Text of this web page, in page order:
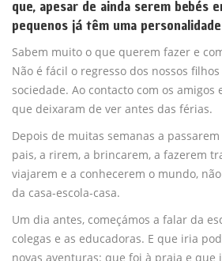
que, apesar de ainda serem bebés
pequenos já têm uma
Sabem muito o que querem fazer e
Não é fácil o regresso dos nossos
sociedade. Ao contacto com os amigos
que deixaram de ver antes das férias.
Depois de muitas semanas a
pais, a rirem, a brincarem, a fazerem
viajarem e a conhecerem o mundo,
da casa-escola-casa.
Um dia antes, começámos a falar da
colegas e as educadoras. E que iria
novas aventuras: que foi à praia e que